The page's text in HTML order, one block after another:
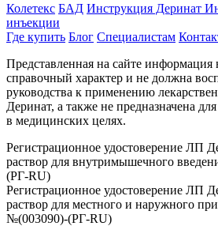
Колетекс БАД Инструкция Деринат
инъекции
Где купить Блог Специалистам
Представленная на сайте информация
справочный характер и не должна
руководства к применению
Деринат, а также не предназначена
в медицинских целях.
Регистрационное удостоверение ЛП
раствор для внутримышечного
(РГ-RU)
Регистрационное удостоверение ЛП
раствор для местного и наружного
№(003090)-(РГ-RU)